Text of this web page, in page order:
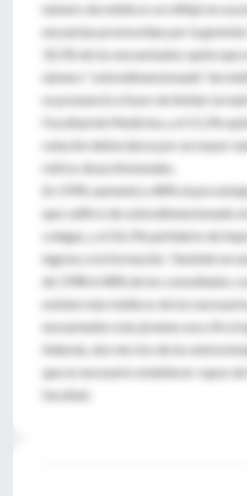
número de médicos se reflejó en
encuestas promovidas por la gremial.
32,5% de los encuestados opinó que
número “sobredimensionado” de
se pronunció a favor de limitar la
Facultad de Medicina, y el 11,5%
solución debía darse por un mayor
retiros de profesionales.
En 1994, aumentó a 48% el
que calificó de sobredimensionado
colegas, y el 56,1% partidario de
ingreso a la formación. También en
de 1998 el 48% de los consultados
existen más médicos de los
encuestados más jóvenes esa cifra
Además, dos tercios de los
que es necesario establecer cupos de
facultad.